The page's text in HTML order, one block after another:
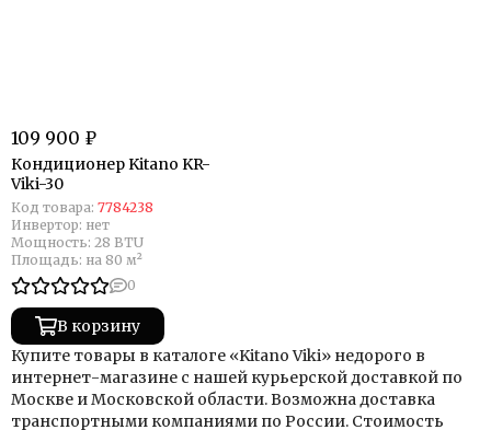
109 900 ₽
Кондиционер Kitano KR-
Viki-30
Код товара: 7784238
Инвертор: нет
Мощность: 28 BTU
Площадь: на 80 м²
0
В корзину
Купите товары в каталоге «Kitano Viki» недорого в
интернет-магазине с нашей курьерской доставкой по
Москве и Московской области. Возможна доставка
транспортными компаниями по России. Стоимость